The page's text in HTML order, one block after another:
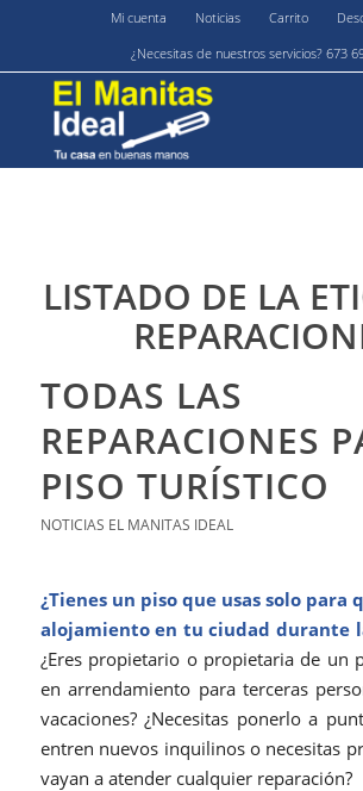
Mi cuenta Noticias Carrito
¿Necesitas de nuestros servicios? 673
LISTADO DE LA
TODAS LAS
REPARACIONES
PISO TURÍSTICO
NOTICIAS EL MANITAS IDEAL
¿Tienes un piso que usas solo para
alojamiento en tu ciudad durante
¿Eres propietario o propietaria de un
en arrendamiento para terceras
vacaciones? ¿Necesitas ponerlo a
entren nuevos inquilinos o necesitas
vayan a atender cualquier reparación?